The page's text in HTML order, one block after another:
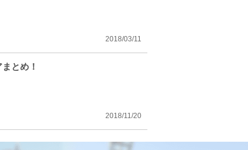
2018/03/11
とめ！
2018/11/20